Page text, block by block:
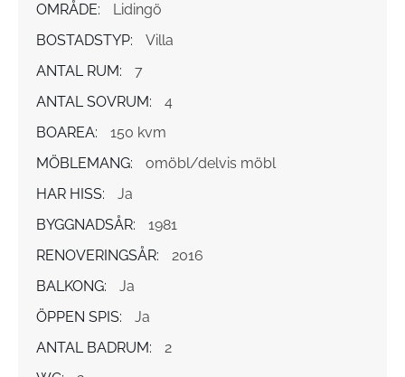
OMRÅDE:
Lidingö
BOSTADSTYP:
Villa
ANTAL RUM:
7
ANTAL SOVRUM:
4
BOAREA:
150 kvm
MÖBLEMANG:
omöbl/delvis möbl
HAR HISS:
Ja
BYGGNADSÅR:
1981
RENOVERINGSÅR:
2016
BALKONG:
Ja
ÖPPEN SPIS:
Ja
ANTAL BADRUM:
2